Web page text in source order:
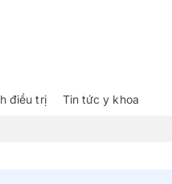
điều trị Tin tức y khoa